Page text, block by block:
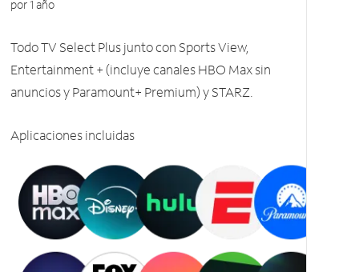
por 1 año
Todo TV Select Plus junto con Sports View,
Entertainment + (incluye canales HBO Max sin
anuncios y Paramount+ Premium) y STARZ.
Aplicaciones incluidas